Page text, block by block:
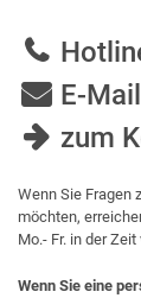
E-
zum
Wenn Sie Fragen
möchten,
Mo.- Fr. in der
Wenn Sie eine